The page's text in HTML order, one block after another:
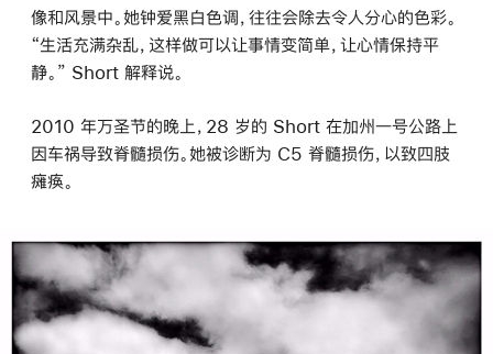
像和风景中。她钟爱黑白色调，往往会除去令人分心的色彩。
“生活充满杂乱，这样做可以让事情变简单，让心情保持平
静。” Short 解释说。
2010 年万圣节的晚上，28 岁的 Short 在加州一号公路上
因车祸导致脊髓损伤。她被诊断为 C5 脊髓损伤，以致四肢
瘫痪。